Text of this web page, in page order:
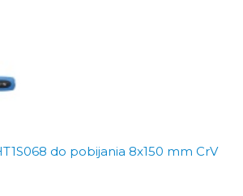
do pobijania 8x150 mm CrV